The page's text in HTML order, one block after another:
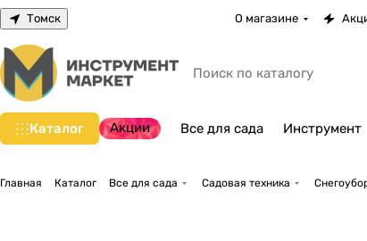
Томск О магазине
Каталог Акции Все для сада Инструмент
Главная Каталог Все для сада Садовая техника